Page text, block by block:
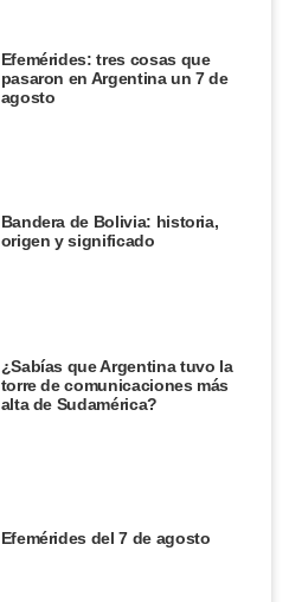
Efemérides: tres cosas que
pasaron en Argentina un 7 de
agosto
Bandera de Bolivia: historia,
origen y significado
¿Sabías que Argentina tuvo la
torre de comunicaciones más
alta de Sudamérica?
Efemérides del 7 de agosto